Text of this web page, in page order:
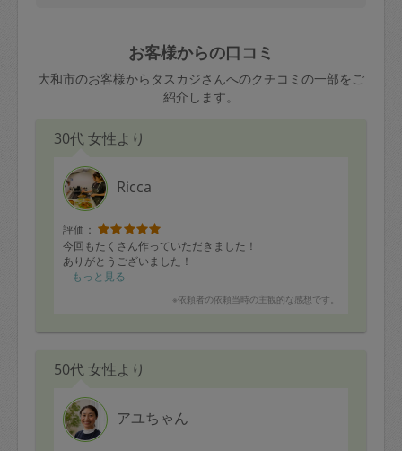
お客様からの口コミ
大和市のお客様からタスカジさんへのクチコミの一部をご
紹介します。
30代 女性より
Ricca
評価：
今回もたくさん作っていただきました！
ありがとうございました！
もっと見る
※依頼者の依頼当時の主観的な感想です。
50代 女性より
アユちゃん